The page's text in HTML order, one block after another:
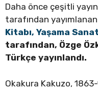
Daha önce çeşitli
tarafından yayımlanan
Kitabı, Yaşama
tarafından, Özge
Türkçe yayınlandı.
Okakura Kakuzo,